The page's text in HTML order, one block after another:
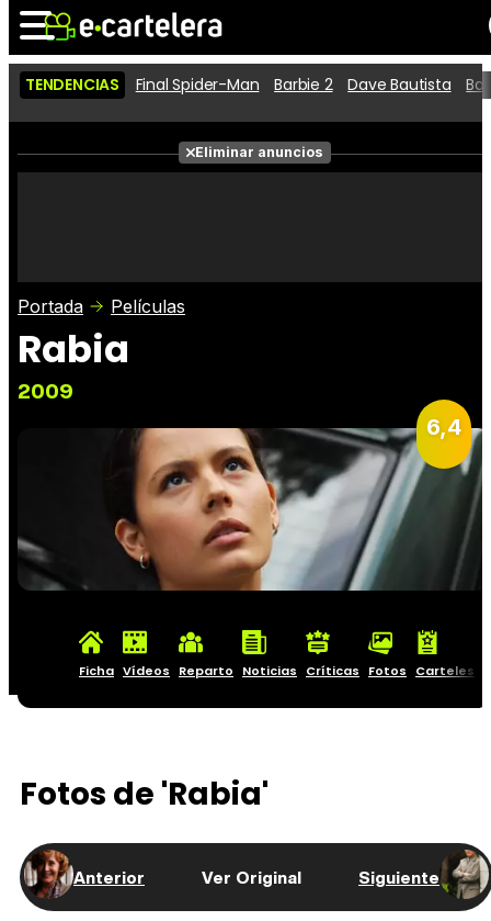
Noticias Cartelera
Películas
Críticas
TENDENCIAS Final Spider-Man Barbie 2 Dave Bautista
Eliminar anuncios
Portada Películas
Rabia
2009
6,4
Ficha Vídeos Reparto Noticias Críticas Fotos Carteles
Fotos de 'Rabia'
Anterior Ver Original Siguiente